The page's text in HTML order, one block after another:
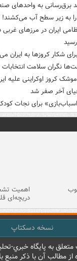
برق‌رسانی به واحدهای
را به زیر سطح آب می‌کشند!
ایران در مرزهای
شکار کروزها به ایران
کروز اوکراینی علیه
آخر صفر شد
برای نجات
اهمیت
دریچه‌ای
نسخه دسکتاپ
به پایگاه خبري-
از مطالب آن با ذکر منبع